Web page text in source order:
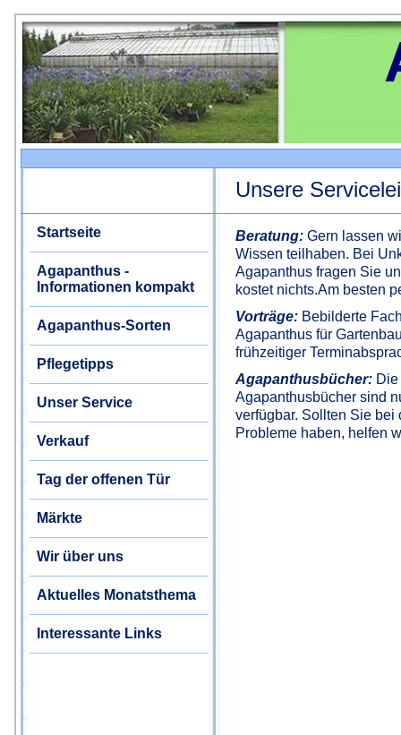
Unsere
Startseite
Agapanthus -
Informationen kompakt
Agapanthus-Sorten
Pflegetipps
Unser Service
Verkauf
Tag der offenen Tür
Märkte
Wir über uns
Aktuelles Monatsthema
Interessante Links
Beratung:Gern lassen
Wissen teilhaben. Bei
Agapanthus fragen Sie
kostet nichts.Am besten
Vorträge:Bebilderte
Agapanthus für
frühzeitiger
Agapanthusbücher:Die
Agapanthusbücher sind
verfügbar. Sollten Sie bei
Probleme haben, helfen